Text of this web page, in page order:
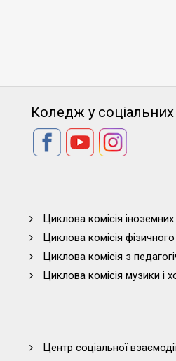
Коледж у
Циклова комісія
Циклова комісія
Циклова комісія з
Циклова комісія музики і
Центр соціальної